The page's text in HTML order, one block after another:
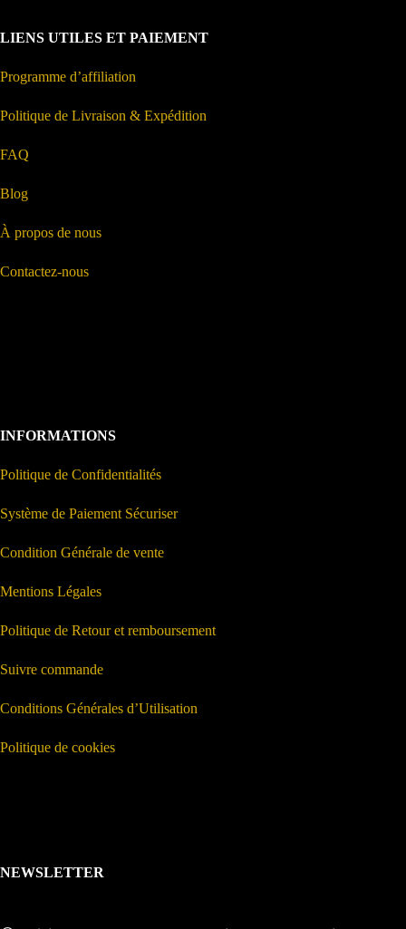
LIENS UTILES ET PAIEMENT
Programme d’affiliation
Politique de Livraison & Expédition
FAQ
Blog
À propos de nous
Contactez-nous
INFORMATIONS
Politique de Confidentialités
Système de Paiement Sécuriser
Condition Générale de vente
Mentions Légales
Politique de Retour et remboursement
Suivre commande
Conditions Générales d’Utilisation
Politique de cookies
NEWSLETTER